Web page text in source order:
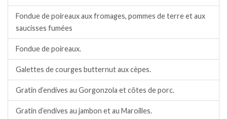
Fondue de poireaux aux fromages, pommes de terre et aux
saucisses fumées
Fondue de poireaux.
Galettes de courges butternut aux cèpes.
Gratin d’endives au Gorgonzola et côtes de porc.
Gratin d’endives au jambon et au Maroilles.